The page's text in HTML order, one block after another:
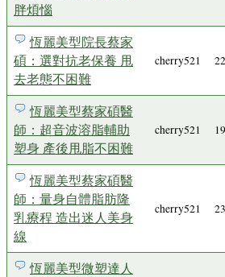
胖煩惱
恆麗美型院長蔡家
碩：選對抗老保養 甩
去老態不困難
cherry521
恆麗美型蔡家碩醫
師：超音波溶脂輔助
塑身 產後甩脂不困難
cherry521
恆麗美型蔡家碩醫
師：量身自體脂肪隆
乳療程 造出迷人美身
線
cherry521
恆麗美型微塑達人